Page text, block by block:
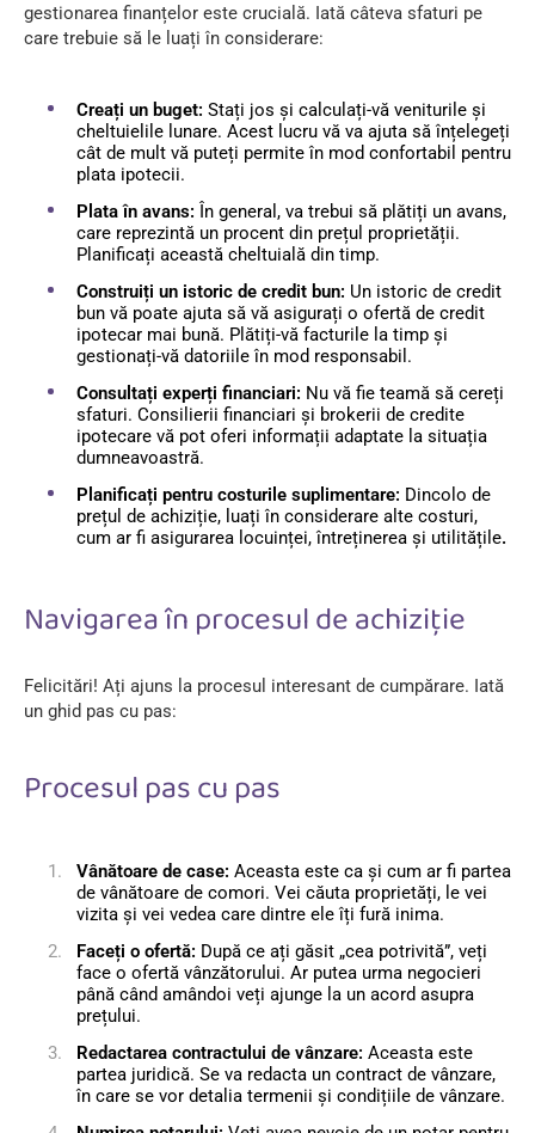
gestionarea finanțelor este crucială. Iată câteva sfaturi pe
care trebuie să le luați în considerare:
Creați un buget: Stați jos și calculați-vă veniturile și
cheltuielile lunare. Acest lucru vă va ajuta să înțelegeți
cât de mult vă puteți permite în mod confortabil pentru
plata ipotecii.
Plata în avans: În general, va trebui să plătiți un avans,
care reprezintă un procent din prețul proprietății.
Planificați această cheltuială din timp.
Construiți un istoric de credit bun: Un istoric de credit
bun vă poate ajuta să vă asigurați o ofertă de credit
ipotecar mai bună. Plătiți-vă facturile la timp și
gestionați-vă datoriile în mod responsabil.
Consultați experți financiari: Nu vă fie teamă să cereți
sfaturi. Consilierii financiari și brokerii de credite
ipotecare vă pot oferi informații adaptate la situația
dumneavoastră.
Planificați pentru costurile suplimentare: Dincolo de
prețul de achiziție, luați în considerare alte costuri,
cum ar fi asigurarea locuinței, întreținerea și utilitățile.
Navigarea în procesul de achiziție
Felicitări! Ați ajuns la procesul interesant de cumpărare. Iată
un ghid pas cu pas:
Procesul pas cu pas
Vânătoare de case: Aceasta este ca și cum ar fi partea
de vânătoare de comori. Vei căuta proprietăți, le vei
vizita și vei vedea care dintre ele îți fură inima.
Faceți o ofertă: După ce ați găsit „cea potrivită”, veți
face o ofertă vânzătorului. Ar putea urma negocieri
până când amândoi veți ajunge la un acord asupra
prețului.
Redactarea contractului de vânzare: Aceasta este
partea juridică. Se va redacta un contract de vânzare,
în care se vor detalia termenii și condițiile de vânzare.